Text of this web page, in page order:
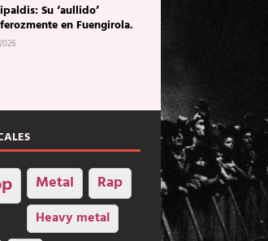
Su ‘aullido’
en Fuengirola.
Metal Rap
Heavy metal